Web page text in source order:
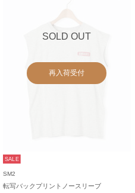
SOLD OUT
再入荷受付
SALE
SM2
転写バックプリントノースリーブ